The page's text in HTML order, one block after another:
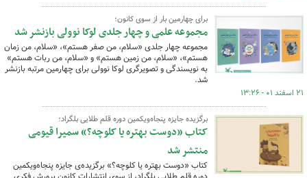
برای چهارمین بار از سوی کانون؛
مجموعه علمی و چهار جلدی لوکا نوولی بازنشر شد
مجموعه چهار جلدی «سلام،‌ من صفر هستم»، «سلام، من زمان
هستم»،‌ «سلام، من زمین هستم» و «سلام،‌ من ربات هستم»
به نویسندگی و تصویرگری لوکا نوولی برای چهارمین مرتبه بازنشر
شد.
۲۱ اسفند ۰۱ - ۱۳:۲۶
برگزیده جایزه پنجاه‌ویکمین دوره قلم طلایی بلگراد؛
کتاب «دوست بهتره یا کلوچه؟» سمیرا قیومی
منتشر شد
کتاب «دوست بهتره یا کلوچه؟» برگزیده‌ی جایزه پنجاه‌ویکمین